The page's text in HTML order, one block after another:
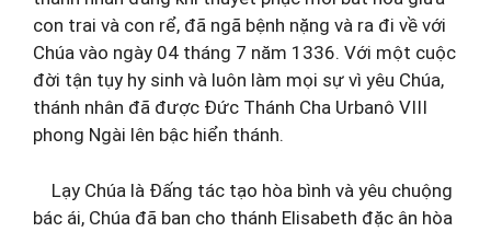
con trai và con rể, đã ngã bệnh nặng và ra đi về với
Chúa vào ngày 04 tháng 7 năm 1336. Với một cuộc
đời tận tụy hy sinh và luôn làm mọi sự vì yêu Chúa,
thánh nhân đã được Đức Thánh Cha Urbanô VIII
phong Ngài lên bậc hiển thánh.
Lạy Chúa là Đấng tác tạo hòa bình và yêu chuộng
bác ái, Chúa đã ban cho thánh Elisabeth đặc ân hòa